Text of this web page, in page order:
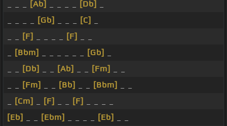
[Ab] [Db]
[Gb] [C]
[F] [F]
[Bbm] [Gb]
[Db] [Ab] [Fm]
[Fm] [Bb] [Bbm]
[Cm] [F] [F]
[Eb]
[Ebm] [Eb]